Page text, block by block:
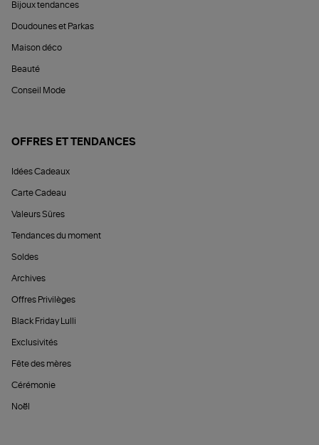
Bijoux tendances
Doudounes et Parkas
Maison déco
Beauté
Conseil Mode
OFFRES ET TENDANCES
Idées Cadeaux
Carte Cadeau
Valeurs Sûres
Tendances du moment
Soldes
Archives
Offres Privilèges
Black Friday Lulli
Exclusivités
Fête des mères
Cérémonie
Noël